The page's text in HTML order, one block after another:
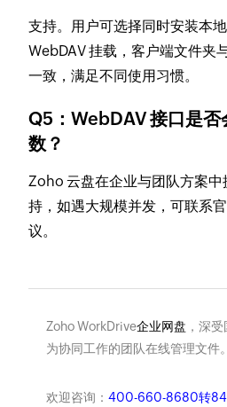
支持。用户可选择同时安装本
WebDAV 挂载，客户端文件夹
一致，满足不同使用习惯。
Q5：WebDAV 接口是否
数？
Zoho 云盘在企业与团队方案
持，如遇大规模并发，可联系
议。
Zoho WorkDrive企业网盘 ，深
为协同工作的团队在线管理文件。
欢迎咨询： 400-660-8680转